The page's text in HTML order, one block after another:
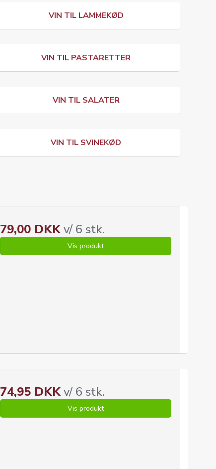
VIN TIL LAMMEKØD
VIN TIL PASTARETTER
VIN TIL SALATER
VIN TIL SVINEKØD
79,00 DKKv/ 6 stk.
Vis produkt
74,95 DKKv/ 6 stk.
Vis produkt